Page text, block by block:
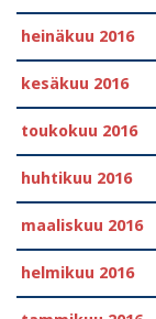
heinäkuu 2016
kesäkuu 2016
toukokuu 2016
huhtikuu 2016
maaliskuu 2016
helmikuu 2016